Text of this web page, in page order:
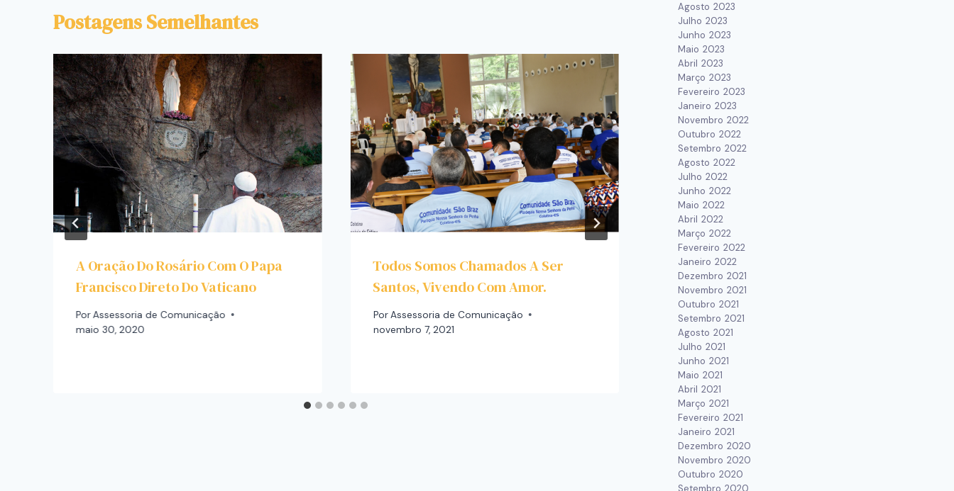
Postagens Semelhantes
A Oração Do Rosário Com O Papa
Francisco Direto Do Vaticano
PorAssessoria de Comunicação
maio 30, 2020
Todos Somos Chamados A Ser
Santos, Vivendo Com Amor.
Por Assessoria de Comunicação
novembro 7, 2021
Conheça O Projeto Caminho Do
Rosário Do Santuário Diocesano
PorAssessoria de Comunicação
novembro 13, 2019
Agosto 2023
Julho 2023
Junho 2023
Maio 2023
Abril 2023
Março 2023
Fevereiro 2023
Janeiro 2023
Novembro 2022
Outubro 2022
Setembro 2022
Agosto 2022
Julho 2022
Junho 2022
Maio 2022
Abril 2022
Março 2022
Fevereiro 2022
Janeiro 2022
Dezembro 2021
Novembro 2021
Outubro 2021
Setembro 2021
Agosto 2021
Julho 2021
Junho 2021
Maio 2021
Abril 2021
Março 2021
Fevereiro 2021
Janeiro 2021
Dezembro 2020
Novembro 2020
Outubro 2020
Setembro 2020